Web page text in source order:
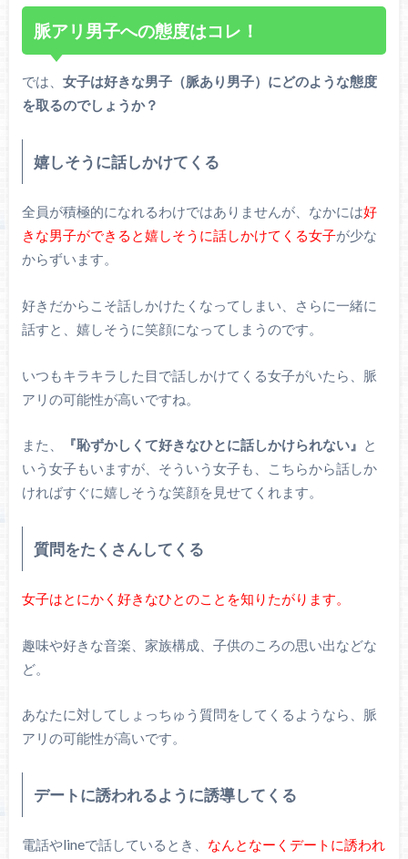
脈アリ男子への態度はコレ！
では、 女子は好きな男子（脈あり男子）にどのような態度
を取るのでしょうか？
嬉しそうに話しかけてくる
全員が積極的になれるわけではありませんが、なかには好
きな男子ができると嬉しそうに話しかけてくる女子が少な
からずいます。
好きだからこそ話しかけたくなってしまい、さらに一緒に
話すと、嬉しそうに笑顔になってしまうのです。
いつもキラキラした目で話しかけてくる女子がいたら、脈
アリの可能性が高いですね。
また、 『恥ずかしくて好きなひとに話しかけられない』 と
いう女子もいますが、そういう女子も、こちらから話しか
ければすぐに嬉しそうな笑顔を見せてくれます。
質問をたくさんしてくる
女子はとにかく好きなひとのことを知りたがります。
趣味や好きな音楽、家族構成、子供のころの思い出などな
ど。
あなたに対してしょっちゅう質問をしてくるようなら、脈
アリの可能性が高いです。
デートに誘われるように誘導してくる
電話やlineで話しているとき、 なんとなーくデートに誘われ